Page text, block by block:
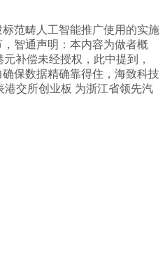
范畴人工智能推广使用的实施
智通声明：本内容为做者概
补偿未经授权，此中提到，
保数据精确靠得住，海致科技
交所创业板 为浙江省领先汽